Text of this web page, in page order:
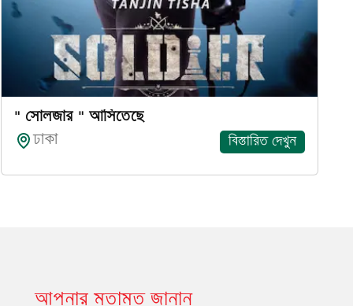
" সোলজার " আসিতেছে
ঢাকা
বিস্তারিত দেখুন
আপনার মতামত জানান